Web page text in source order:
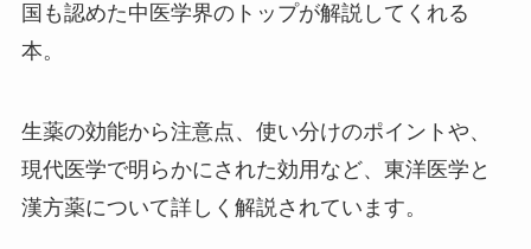
国も認めた中医学界のトップが解説してくれる
本。
生薬の効能から注意点、使い分けのポイントや、
現代医学で明らかにされた効用など、東洋医学と
漢方薬について詳しく解説されています。